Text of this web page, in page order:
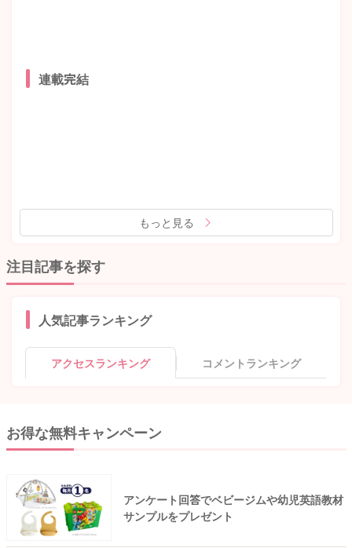
連載完結
もっと見る
注目記事を探す
人気記事ランキング
アクセスランキング コメントランキング
お得な無料キャンペーン
アンケート回答でベビージムや幼児英語教材
サンプルをプレゼント